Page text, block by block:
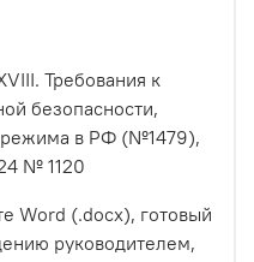
Требования к
безопасности,
режима в РФ (№1479),
№ 1120
Word (.docx), готовый
руководителем,